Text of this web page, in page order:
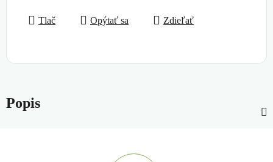
Tlač Opýtať sa Zdieľať
Popis